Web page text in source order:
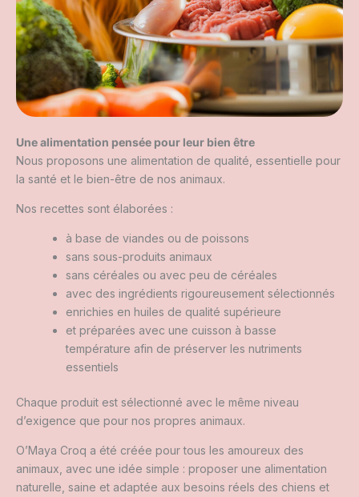
Une alimentation pensée pour leur bien être
Nous proposons une alimentation de qualité, essentielle pour
la santé et le bien-être de nos animaux.
Nos recettes sont élaborées :
à base de viandes ou de poissons
sans sous-produits animaux
sans céréales ou avec peu de céréales
avec des ingrédients rigoureusement sélectionnés
enrichies en huiles de qualité supérieure
et préparées avec une cuisson à basse
température afin de préserver les nutriments
essentiels
Chaque produit est sélectionné avec le même niveau
d’exigence que pour nos propres animaux.
O’Maya Croq a été créée pour tous les amoureux des
animaux, avec une idée simple : proposer une alimentation
naturelle, saine et adaptée aux besoins réels des chiens et